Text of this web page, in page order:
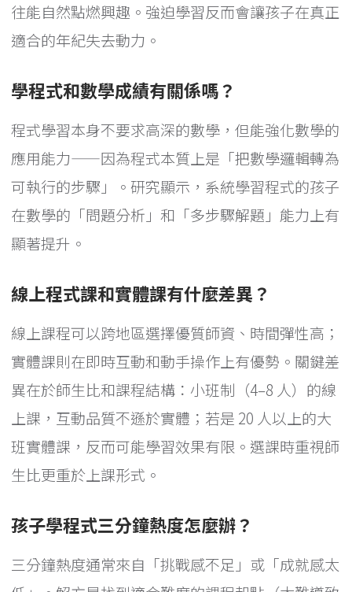
往能自然點燃興趣。強迫學習反而會讓孩子在真正
適合的年紀失去動力。
學程式和數學成績有關係嗎？
程式學習本身不要求高深的數學，但能強化數學的
應用能力——因為程式本質上是「把數學邏輯轉為
可執行的步驟」。研究顯示，系統學習程式的孩子
在數學的「問題分析」和「多步驟解題」能力上有
顯著提升。
線上程式課和實體課有什麼差異？
線上課程可以跨地區選擇優質師資、時間彈性高；
實體課則在即時互動和動手操作上有優勢。關鍵差
異在於師生比和課程結構：小班制（4–8 人）的線
上課，互動品質不遜於實體；若是 20 人以上的大
班實體課，反而可能學習效果有限。選課時重視師
生比更重於上課形式。
孩子學程式三分鐘熱度怎麼辦？
三分鐘熱度通常來自「挑戰感不足」或「成就感太